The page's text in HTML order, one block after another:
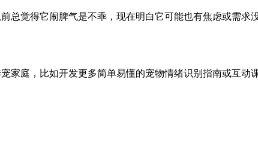
总觉得它闹脾气是不乖，现在明白它可能也有焦虑或需求
家庭，比如开发更多简单易懂的宠物情绪识别指南或互动课